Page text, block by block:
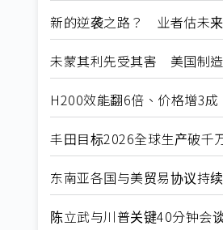
新的逆袭之路？ 业者估未
未蒙其利先受其害 美国制
H200效能翻6倍、价格增3
丰田目标2026全球生产破
东南亚各国与美贸易协议持
陈立武与川普关键40分钟